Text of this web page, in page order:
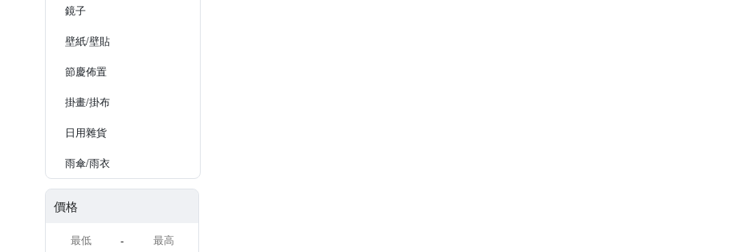
鏡子
壁紙/壁貼
節慶佈置
掛畫/掛布
日用雜貨
雨傘/雨衣
價格
-